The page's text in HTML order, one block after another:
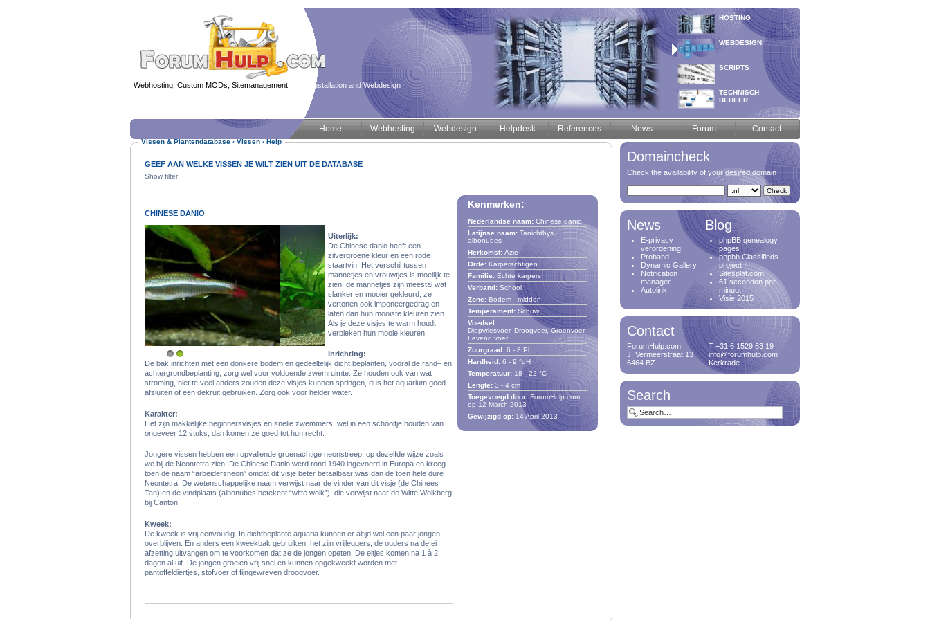
Webhosting, Custom MODs, Sitemanagement, MOD installation and Webdesign
HOSTING
WEBDESIGN
SCRIPTS
TECHNISCH
BEHEER
Home Webhosting Webdesign Helpdesk References News Forum Contact
Vissen & Plantendatabase ‹ Vissen ‹ Help
GEEF AAN WELKE VISSEN JE WILT ZIEN UIT DE DATABASE
Show filter
CHINESE DANIO
1 2
Uiterlijk:
De Chinese danio heeft een
zilvergroene kleur en een rode
staartvin. Het verschil tussen
mannetjes en vrouwtjes is moeilijk te
zien, de mannetjes zijn meestal wat
slanker en mooier gekleurd, ze
vertonen ook imponeergedrag en
laten dan hun mooiste kleuren zien.
Als je deze visjes te warm houdt
verbleken hun mooie kleuren.
Inrichting:
De bak inrichten met een donkere bodem en gedeeltelijk dicht beplanten, vooral de rand– en
achtergrondbeplanting, zorg wel voor voldoende zwemruimte. Ze houden ook van wat
stroming, niet te veel anders zouden deze visjes kunnen springen, dus het aquarium goed
afsluiten of een dekruit gebruiken. Zorg ook voor helder water.
Karakter:
Het zijn makkelijke beginnersvisjes en snelle zwemmers, wel in een schooltje houden van
ongeveer 12 stuks, dan komen ze goed tot hun recht.
Jongere vissen hebben een opvallende groenachtige neonstreep, op dezelfde wijze zoals
we bij de Neontetra zien. De Chinese Danio werd rond 1940 ingevoerd in Europa en kreeg
toen de naam “arbeidersneon” omdat dit visje beter betaalbaar was dan de toen hele dure
Neontetra. De wetenschappelijke naam verwijst naar de vinder van dit visje (de Chinees
Tan) en de vindplaats (albonubes betekent “witte wolk”), die verwijst naar de Witte Wolkberg
bij Canton.
Kweek:
De kweek is vrij eenvoudig. In dichtbeplante aquaria kunnen er altijd wel een paar jongen
overblijven. En anders een kweekbak gebruiken, het zijn vrijleggers, de ouders na de ei
afzetting uitvangen om te voorkomen dat ze de jongen opeten. De eitjes komen na 1 à 2
dagen al uit. De jongen groeien vrij snel en kunnen opgekweekt worden met
pantoffeldiertjes, stofvoer of fijngewreven droogvoer.
Kenmerken:
Nederlandse naam:Chinese danio
Latijnse naam:Tanichthys
albonubes
Herkomst: Azië
Orde:Karperachtigen
Familie: Echte karpers
Verband: School
Zone: Bodem - midden
Temperament: Schuw
Voedsel:
Diepvriesvoer, Droogvoer, Groenvoer,
Levend voer
Zuurgraad: 6 - 8 Ph
Hardheid: 6 - 9 °dH
Temperatuur: 18-22 °C
Lengte: 3 - 4 cm
Toegevoegd door:ForumHulp.com
op 12 March 2013
Gewijzigd op:14 April 2013
Domaincheck
Check the availability of your desired domain
News
E-privacy
verordening
Proband
Dynamic Gallery
Notification
manager
Autolink
Blog
phpBB genealogy
pages
phpbb Classifieds
project
Sitesplat.com
61 seconden per
minuut
Visie 2015
Contact
ForumHulp.com
T +31 6 1529 63 19
J. Vermeerstraat 13
info@forumhulp.com
6464 BZ
Kerkrade
Search